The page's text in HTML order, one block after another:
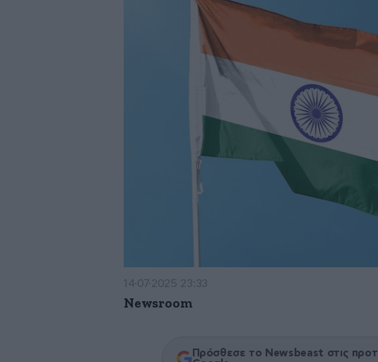
14·07·2025 23:33
Newsroom
Πρόσθεσε το Newsbeast στις